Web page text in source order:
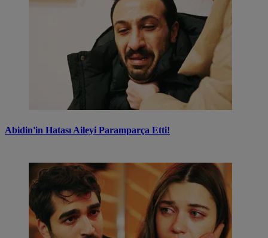
Abidin'in Hatası Aileyi Paramparça Etti!